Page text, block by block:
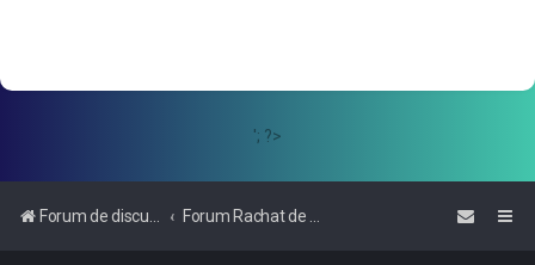
'; ?>
Forum de discussions sur le Regroupement de Crédits et le Rachat de Crédits